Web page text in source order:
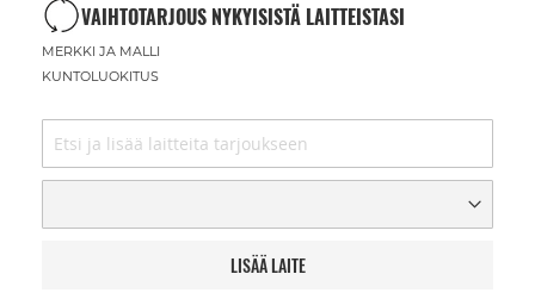
VAIHTOTARJOUS NYKYISISTÄ LAITTEISTASI
MERKKI JA MALLI
KUNTOLUOKITUS
LISÄÄ LAITE